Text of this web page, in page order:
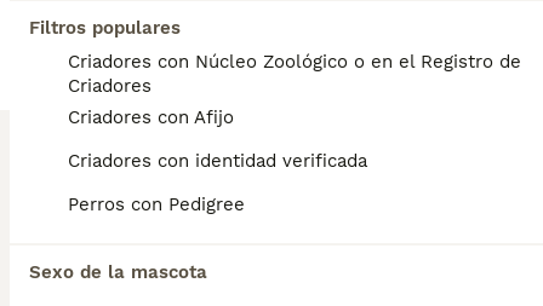
Filtros populares
Criadores con Núcleo Zoológico o en el Registro de
Criadores
Criadores con Afijo
Criadores con identidad verificada
Perros con Pedigree
Sexo de la mascota
Preciosa hembra chihuahua disponible para entregar . Se encuentra en Sevilla,tambien disponemos de transporte. Vacunada,desparasitada y con la cartilla adecuada a su edad. Pregunten sin compromiso
Identidad Verificada
El Puerto de Santa María ,Cádiz